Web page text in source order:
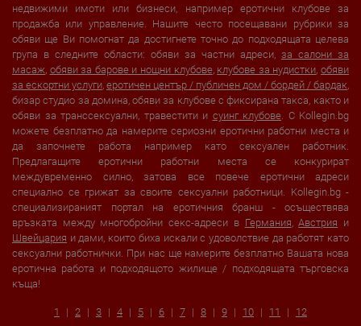
недвижими имоти или бизнеси, например еротични клубове за
продажба или управление. Нашите често посещавани рубрики за
обяви ще Ви помогнат да достигнете точно до подходящата целева
група в следните области: обяви за частни адреси, за салони за
масаж, обяви за барове и нощни клубове, клубове за нудистки,обяви
за ескортни услуги, еротичен център / публичен дом / бордей / бардак,
бизар студио за домина, обяви за клубове с фиксирана такса, както и
обяви за транссексуални, травестити и суинг клубове. С Kollegin.bg
можете безплатно да намерите сериозни еротични работни места и
да започнете работа например като сексуален работник.
Предлагащите еротични работни места се конкурират
междувременно силно, затова все повече еротични адреси
специално се грижат за своите сексуални работници. Kollegin.bg -
специализираният портал на еротичния бранш - осъществява
връзката между многобройни секс-адреси в Германия,Австрия и
Швейцария и дами, които биха искали с удоволствие да работят като
сексуални работнички. При нас ще намерите безплатно Вашата нова
еротична работа и подходящото жилище / подходящата търговска
къща!
1 2 3 4 5 6 7 8 9 10 11 12